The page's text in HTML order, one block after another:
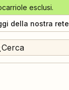
esclusi.
della nostra rete
Cerca